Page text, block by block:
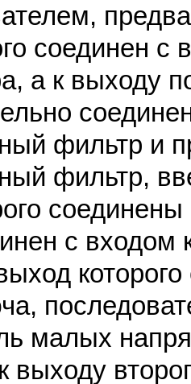
соединен
а к выходу
фильтр и
фильтр,
с входом
малых
выходу